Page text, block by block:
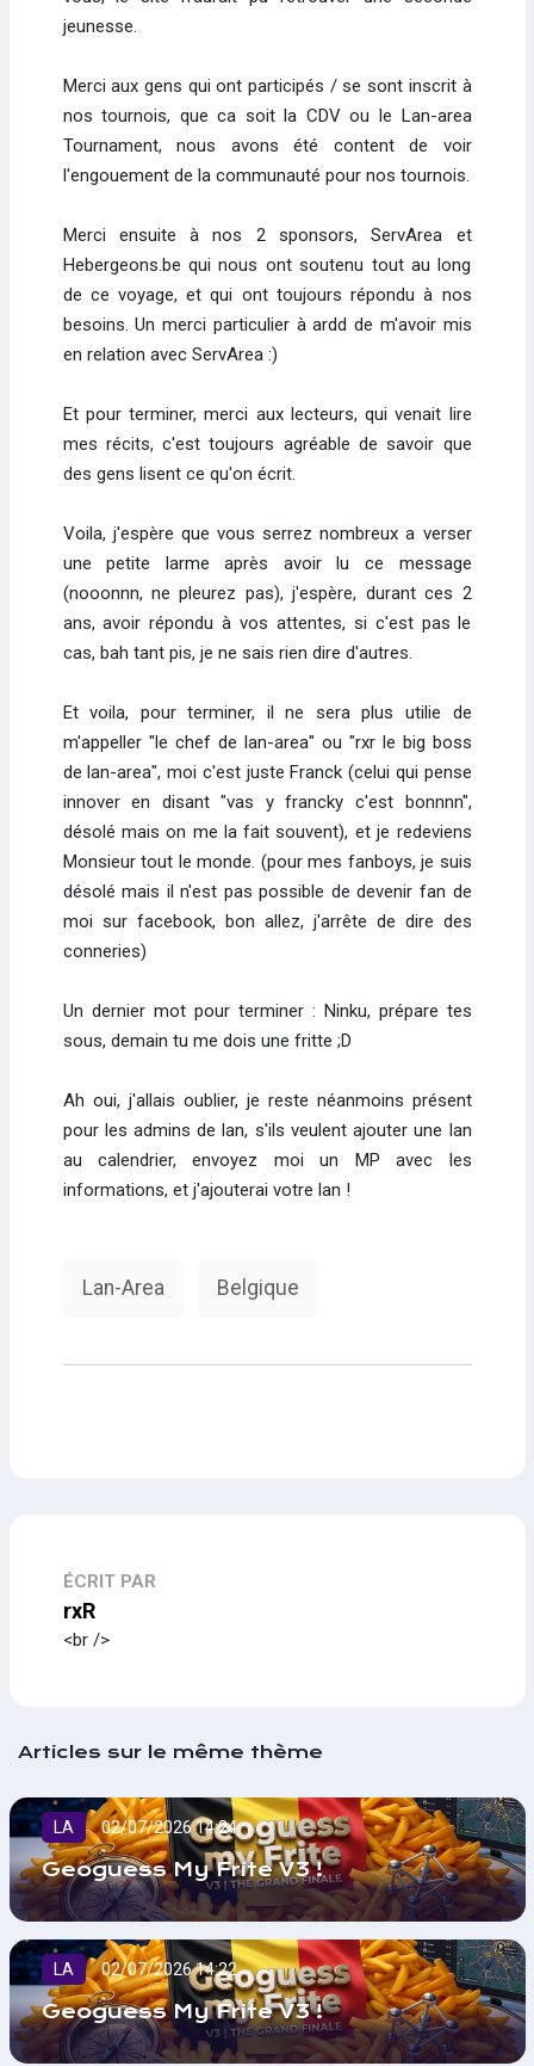
jeunesse.
Merci aux gens qui ont participés / se sont inscrit à
nos tournois, que ca soit la CDV ou le Lan-area
Tournament, nous avons été content de voir
l'engouement de la communauté pour nos tournois.
Merci ensuite à nos 2 sponsors, ServArea et
Hebergeons.be qui nous ont soutenu tout au long
de ce voyage, et qui ont toujours répondu à nos
besoins. Un merci particulier à ardd de m'avoir mis
en relation avec ServArea :)
Et pour terminer, merci aux lecteurs, qui venait lire
mes récits, c'est toujours agréable de savoir que
des gens lisent ce qu'on écrit.
Voila, j'espère que vous serrez nombreux a verser
une petite larme après avoir lu ce message
(nooonnn, ne pleurez pas), j'espère, durant ces 2
ans, avoir répondu à vos attentes, si c'est pas le
cas, bah tant pis, je ne sais rien dire d'autres.
Et voila, pour terminer, il ne sera plus utilie de
m'appeller "le chef de lan-area" ou "rxr le big boss
de lan-area", moi c'est juste Franck (celui qui pense
innover en disant "vas y francky c'est bonnnn",
désolé mais on me la fait souvent), et je redeviens
Monsieur tout le monde. (pour mes fanboys, je suis
désolé mais il n'est pas possible de devenir fan de
moi sur facebook, bon allez, j'arrête de dire des
conneries)
Un dernier mot pour terminer : Ninku, prépare tes
sous, demain tu me dois une fritte ;D
Ah oui, j'allais oublier, je reste néanmoins présent
pour les admins de lan, s'ils veulent ajouter une lan
au calendrier, envoyez moi un MP avec les
informations, et j'ajouterai votre lan !
Lan-Area Belgique
ÉCRIT PAR
rxR
<br />
Articles sur le même thème
LA 02/07/2026 14:24
Geoguess My Frite V3 !
LA 02/07/2026 14:22
Geoguess My Frite V3 !